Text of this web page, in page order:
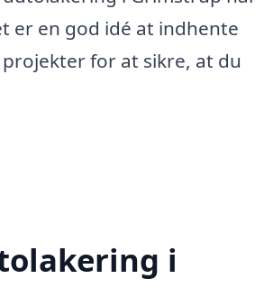
er en god idé at indhente
for at sikre, at du
i